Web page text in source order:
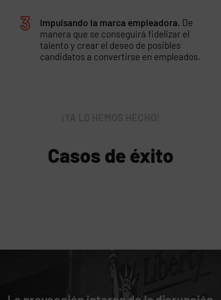
Impulsando la marca empleadora. De
manera que se conseguirá fidelizar el
talento y crear el deseo de posibles
candidatos a convertirse en empleados.
Casos de éxito